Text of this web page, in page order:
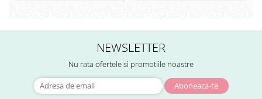
NEWSLETTER
Nu rata ofertele si promotiile noastre